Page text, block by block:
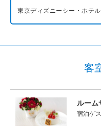
東京ディズニーシー・ホテ
グランドシャトー
東京ディズニーシー・ファ
東京ディズニーランドホテル
客
ルーム
宿泊ゲ